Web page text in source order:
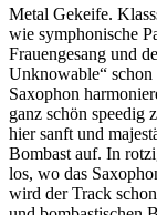
Metal Gekeife.
wie symphonische
Frauengesang und
Unknowable“
Saxophon
ganz schön speedig
hier sanft und
Bombast auf. In
los, wo das
wird der Track